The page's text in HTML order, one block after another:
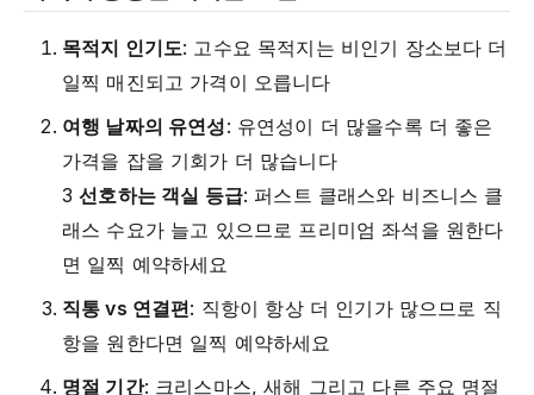
목적지 인기도: 고수요 목적지는 비인기 장소보다 더
일찍 매진되고 가격이 오릅니다
여행 날짜의 유연성: 유연성이 더 많을수록 더 좋은
가격을 잡을 기회가 더 많습니다
3선호하는 객실 등급: 퍼스트 클래스와 비즈니스 클
래스 수요가 늘고 있으므로 프리미엄 좌석을 원한다
면 일찍 예약하세요
직통 vs 연결편: 직항이 항상 더 인기가 많으므로 직
항을 원한다면 일찍 예약하세요
명절 기간: 크리스마스, 새해 그리고 다른 주요 명절